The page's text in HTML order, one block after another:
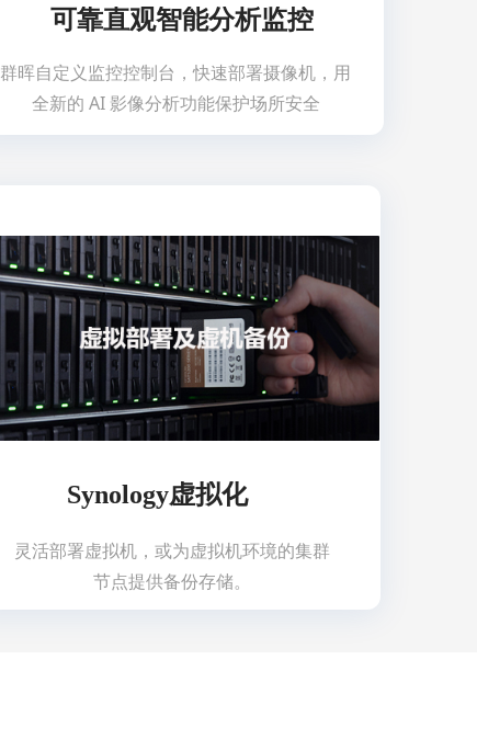
Synology虚拟化
灵活部署虚拟机，或为虚拟机环境的集群
节点提供备份存储。
可靠直观智能分析监控
群晖自定义监控控制台，快速部署摄像机，用
全新的 AI 影像分析功能保护场所安全